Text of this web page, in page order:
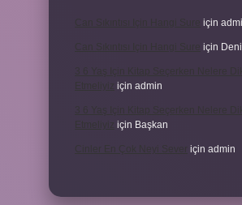
için
için
için admin
için Başkan
Cinler En Çok Neyi Sever için admin